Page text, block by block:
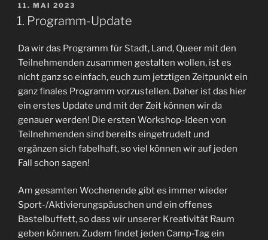
VERÖFFENTLICHT
AM
11. MAI 2023
1. Programm-Update
Da wir das Programm für Stadt, Land, Queer mit den
Teilnehmenden zusammen gestalten wollen, ist es
nicht ganz so einfach, euch zum jetztigen Zeitpunkt ein
ganz finales Programm vorzustellen. Daher ist das hier
ein erstes Update und mit der Zeit können wir da
genauer werden! Die ersten Workshop-Ideen von
Teilnehmenden sind bereits eingetrudelt und
ergänzen sich fabelhaft, so viel können wir auf jeden
Fall schon sagen!
Am gesamten Wochenende gibt es immer wieder
Sport-/Aktivierungspäuschen und ein offenes
Bastelbuffett, so dass wir unserer Kreativität Raum
geben können. Zudem findet jeden Camp-Tag ein